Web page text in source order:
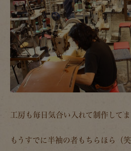
工房も毎日気合い入れて制作してま
もうすでに半袖の者もちらほら（笑